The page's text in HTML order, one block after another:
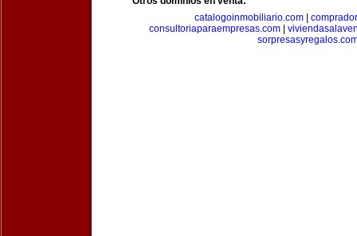
catalogoinmobiliario.com|
consultoriaparaempresas.com|